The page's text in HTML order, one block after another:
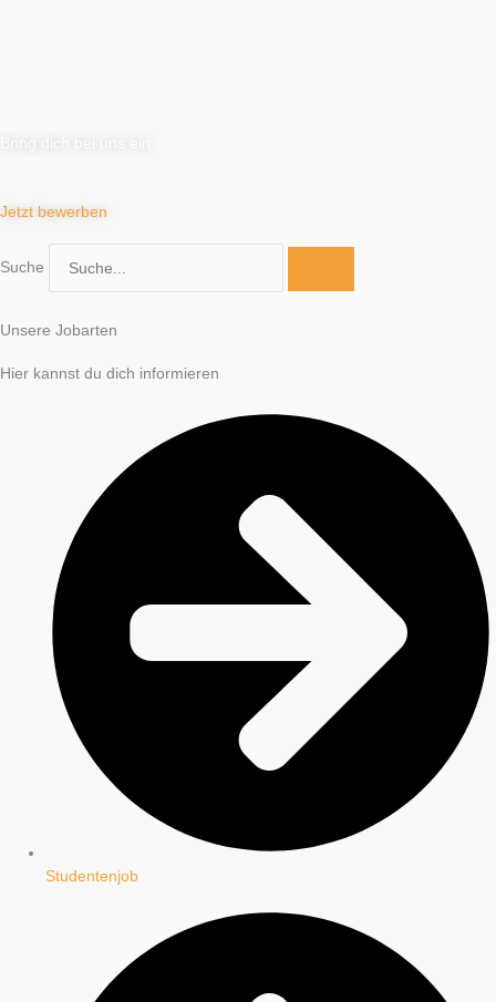
Jetzt bewerben
Suche
Unsere Jobarten
Hier kannst du dich informieren
Studentenjob